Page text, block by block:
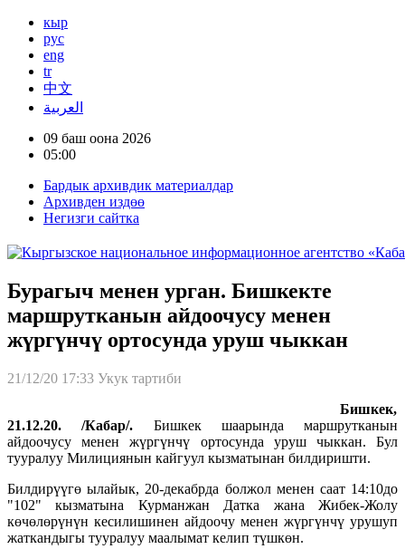
кыр
рус
eng
tr
中文
العربية
09 баш оона 2026
05:00
Бардык архивдик материалдар
Архивден издөө
Негизги сайтка
Бурагыч менен урган. Бишкекте
маршрутканын айдоочусу менен
жүргүнчү ортосунда уруш чыккан
21/12/20 17:33 Укук тартиби
Бишкек,
21.12.20. /Кабар/. Бишкек шаарында маршрутканын
айдоочусу менен жүргүнчү ортосунда уруш чыккан. Бул
тууралуу Милициянын кайгуул кызматынан билдиришти.
Билдирүүгө ылайык, 20-декабрда болжол менен саат 14:10до
"102" кызматына Курманжан Датка жана Жибек-Жолу
көчөлөрүнүн кесилишинен айдоочу менен жүргүнчү урушуп
жаткандыгы тууралуу маалымат келип түшкөн.